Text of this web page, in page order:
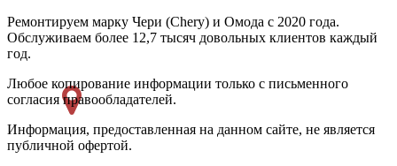
Ремонтируем марку Чери (Chery) и Омода с 2020 года.
Обслуживаем более 12,7 тысяч довольных клиентов каждый
год.
Любое копирование информации только с письменного
согласия правообладателей.
Информация, предоставленная на данном сайте, не является
публичной офертой.